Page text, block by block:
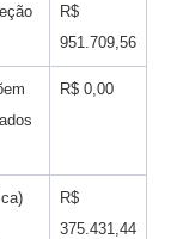
R$
951.709,56
R$ 0,00
R$
375.431,44